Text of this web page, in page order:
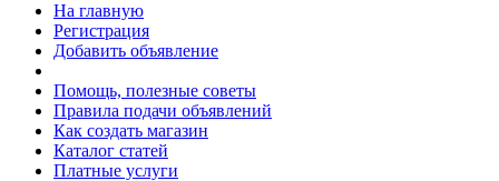
На главную
Регистрация
Добавить объявление
Помощь, полезные советы
Правила подачи объявлений
Как создать магазин
Каталог статей
Платные услуги